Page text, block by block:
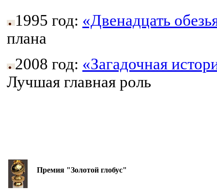
1995 год: «Двенадцать
плана
2008 год: «Загадочная
Лучшая главная роль
Премия "Золотой глобус"